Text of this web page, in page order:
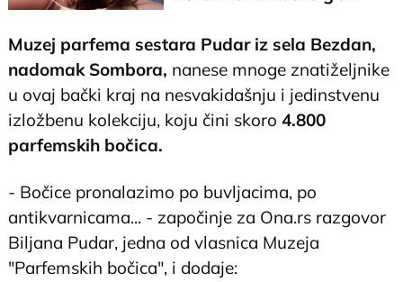
Muzej parfema sestara Pudar iz sela Bezdan,
nadomak Sombora, nanese mnoge znatiželjnike
u ovaj bački kraj na nesvakidašnju i jedinstvenu
izložbenu kolekciju, koju čini skoro 4.800
parfemskih bočica.
- Bočice pronalazimo po buvljacima, po
antikvarnicama... - započinje za Ona.rs razgovor
Biljana Pudar, jedna od vlasnica Muzeja
"Parfemskih bočica", i dodaje: